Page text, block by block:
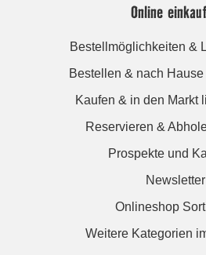
Online
Bestellmöglichkeiten &
Bestellen & nach
Kaufen & in den Markt
Reservieren &
Prospekte und
Newsletter
Onlineshop
Weitere Kategorien